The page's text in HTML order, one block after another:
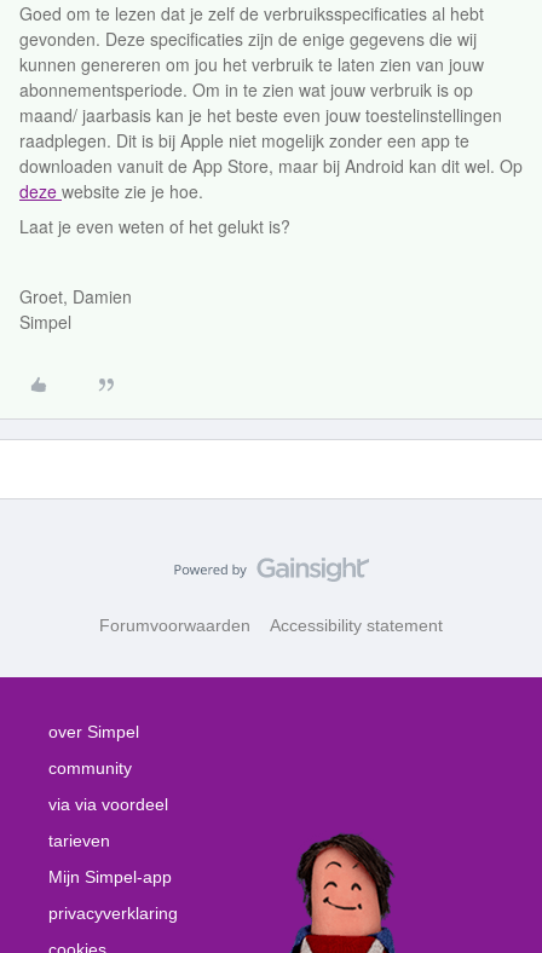
Goed om te lezen dat je zelf de verbruiksspecificaties al hebt
gevonden. Deze specificaties zijn de enige gegevens die wij
kunnen genereren om jou het verbruik te laten zien van jouw
abonnementsperiode. Om in te zien wat jouw verbruik is op
maand/ jaarbasis kan je het beste even jouw toestelinstellingen
raadplegen. Dit is bij Apple niet mogelijk zonder een app te
downloaden vanuit de App Store, maar bij Android kan dit wel. Op
deze website zie je hoe.
Laat je even weten of het gelukt is?
Groet, Damien
Simpel
Forumvoorwaarden Accessibility statement
over Simpel
community
via via voordeel
tarieven
Mijn Simpel-app
privacyverklaring